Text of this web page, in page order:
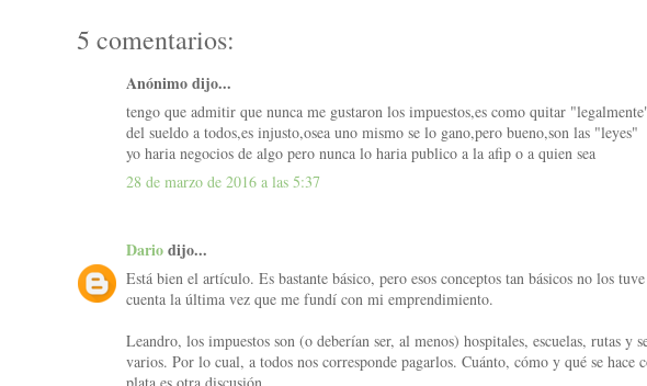
5 comentarios:
Anónimo dijo...
tengo que admitir que nunca me gustaron los impuestos,es como quitar
del sueldo a todos,es injusto,osea uno mismo se lo gano,pero bueno,son las "leyes"
yo haria negocios de algo pero nunca lo haria publico a la afip o a quien sea
28 de marzo de 2016 a las 5:37
Dariodijo...
Está bien el artículo. Es bastante básico, pero esos conceptos tan básicos no los
cuenta la última vez que me fundí con mi emprendimiento.
Leandro, los impuestos son (o deberían ser, al menos) hospitales, escuelas, rutas y
varios. Por lo cual, a todos nos corresponde pagarlos. Cuánto, cómo y qué se hace